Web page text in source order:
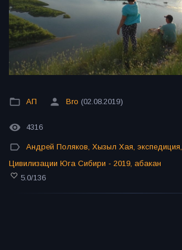
АП Bro (02.08.2019)
4316
Андрей Поляков, Хызыл Хая, экспедиция,
Цивилизации Юга Сибири - 2019, абакан
5.0/136